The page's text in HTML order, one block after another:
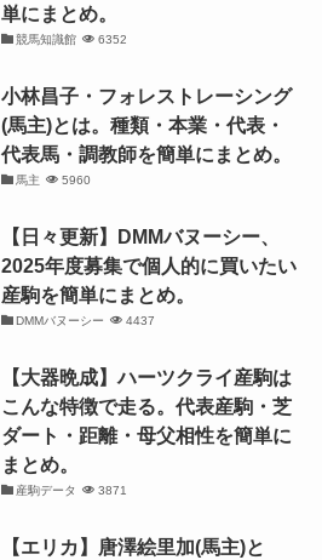
単にまとめ。
競馬知識館 6352
小林昌子・フォレストレーシング
(馬主)とは。種類・本業・代表・
代表馬・調教師を簡単にまとめ。
馬主 5960
【日々更新】DMMバヌーシー、
2025年度募集で個人的に買いたい
産駒を簡単にまとめ。
DMMバヌーシー 4437
【大器晩成】ハーツクライ産駒は
こんな特徴で走る。代表産駒・芝
ダート・距離・母父相性を簡単に
まとめ。
産駒データ 3871
【エリカ】唐澤絵里加(馬主)と